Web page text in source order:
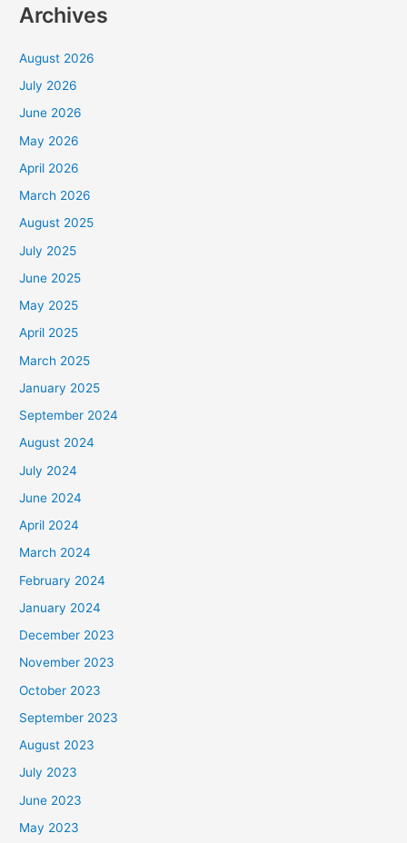
Archives
August 2026
July 2026
June 2026
May 2026
April 2026
March 2026
August 2025
July 2025
June 2025
May 2025
April 2025
March 2025
January 2025
September 2024
August 2024
July 2024
June 2024
April 2024
March 2024
February 2024
January 2024
December 2023
November 2023
October 2023
September 2023
August 2023
July 2023
June 2023
May 2023